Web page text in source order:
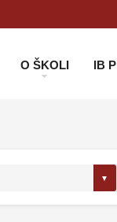
O ŠKOLI IB